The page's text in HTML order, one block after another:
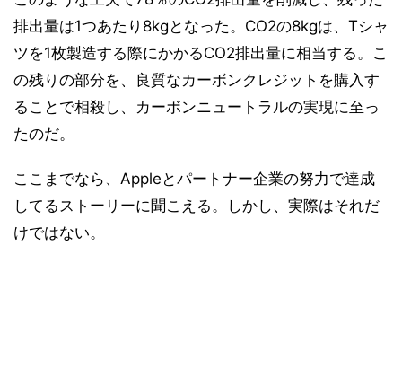
排出量は1つあたり8kgとなった。CO2の8kgは、Tシャ
ツを1枚製造する際にかかるCO2排出量に相当する。こ
の残りの部分を、良質なカーボンクレジットを購入す
ることで相殺し、カーボンニュートラルの実現に至っ
たのだ。
ここまでなら、Appleとパートナー企業の努力で達成
してるストーリーに聞こえる。しかし、実際はそれだ
けではない。